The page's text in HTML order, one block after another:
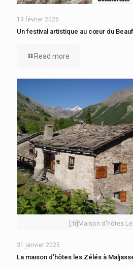
19 février 2025
Un festival artistique au cœur du
Read more
[:fr]Maison d'hôtes
31 janvier 2025
La maison d’hôtes les Zélés à